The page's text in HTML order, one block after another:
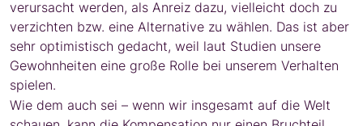
verursacht werden, als Anreiz dazu, vielleicht doch zu
verzichten bzw. eine Alternative zu wählen. Das ist aber
sehr optimistisch gedacht, weil laut Studien unsere
Gewohnheiten eine große Rolle bei unserem Verhalten
spielen.
Wie dem auch sei – wenn wir insgesamt auf die Welt